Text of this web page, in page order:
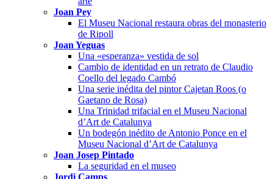
Joan Pey
El Museu Nacional restaura obras del monasterio
de Ripoll
Joan Yeguas
Una «esperanza» vestida de sol
Cambio de identidad en un retrato de Claudio
Coello del legado Cambó
Una serie inédita del pintor Cajetan Roos (o
Gaetano de Rosa)
Una Trinidad trifacial en el Museu Nacional
d’Art de Catalunya
Un bodegón inédito de Antonio Ponce en el
Museu Nacional d’Art de Catalunya
Joan Josep Pintado
La seguridad en el museo
Jordi Camps